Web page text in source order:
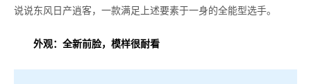
说说东风日产逍客，一款满足上述要素于一身的全能型选手。
外观：全新前脸，模样很耐看